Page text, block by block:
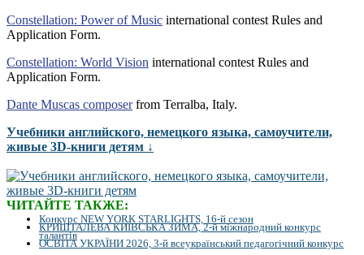
Constellation: Power of Music international contest Rules and
Application Form.
Constellation: World Vision international contest Rules and
Application Form.
Dante Muscas composerfrom Terralba, Italy.
Учебники английского, немецкого языка, самоучители,
живые 3D-книги детям ↓
ЧИТАЙТЕ ТАКЖЕ:
Конкурс NEW YORK STARLIGHTS, 16-й сезон
КРИШТАЛЕВА КИЇВСЬКА ЗИМА, 2-й міжнародний конкурс
талантів
ОСВІТА УКРАЇНИ 2026, 3-й всеукраїнський педагогічний конкурс